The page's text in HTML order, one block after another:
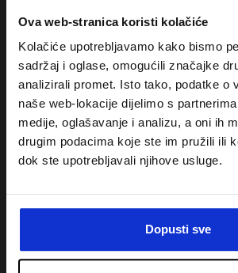
Ova web-stranica koristi kolačiće
Kolačiće upotrebljavamo kako bismo
sadržaj i oglase, omogućili značajke
analizirali promet. Isto tako, podatke o
naše web-lokacije dijelimo s
medije, oglašavanje i analizu, a oni ih
drugim podacima koje ste im pružili ili
dok ste upotrebljavali njihove usluge.
Dopusti sve